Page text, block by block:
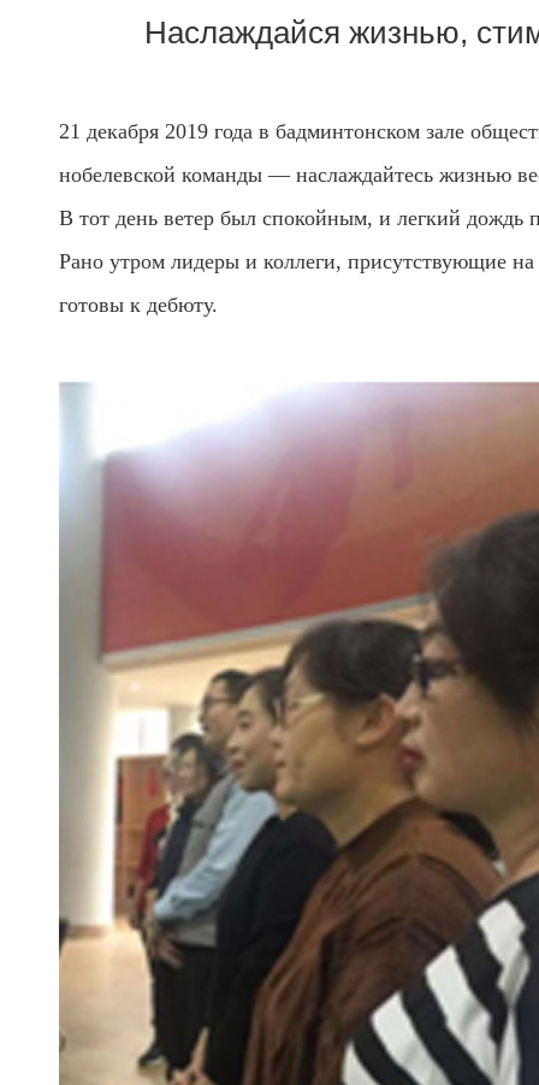
Наслаждайся жизнью,
21 декабря 2019 года в бадминтонском зале
нобелевской команды — наслаждайтесь жизнью
В тот день ветер был спокойным, и легкий дождь
Рано утром лидеры и коллеги, присутствующие
готовы к дебюту.